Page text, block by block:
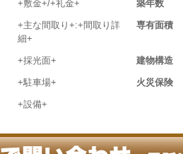
+敷金+/+礼金+ 築年数
+主な間取り+:+間取り詳
細+
専有面積
+採光面+ 建物構造
+駐車場+ 火災保険
+設備+